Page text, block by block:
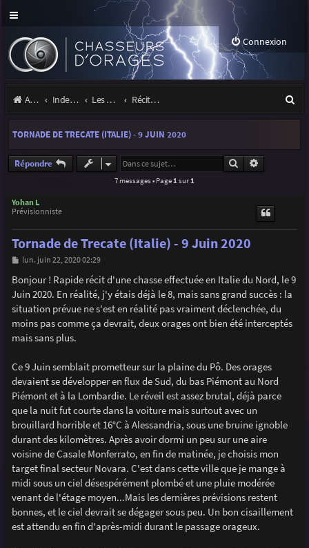
Connexion
Accueil Index du forum Les orages Récits et photos d'orages
e
TORNADE DE TRECATE (ITALIE) - 9 JUIN 2020
Répondre Rechercher
7 messages • Page 1 sur 1
Yohan L
Prévisionniste
Tornade de Trecate (Italie) - 9 Juin 2020
M
s
s
a
g
e
lun. juin 22, 2020 02:29
Bonjour ! Rapide récit d'une chasse effectuée en Italie du Nord, le 9
Juin 2020. En réalité, j'y étais déjà le 8, mais sans grand succès : la
situation prévue ne s'est en réalité pas vraiment déclenchée, du
moins pas comme ça devrait, deux orages ont bien été interceptés
mais sans plus.
Ce 9 Juin semblait prometteur sur la plaine du Pô. Des orages
devaient se développer en flux de Sud, du bas Piémont au Nord
Piémont et à la Lombardie. Le réveil est assez brutal, déjà parce
que la nuit fut courte dans la voiture mais surtout avec un
brouillard horrible et 16°C à Alessandria, sous une bruine ignoble
durant des kilomètres. Après avoir dormi un peu sur une aire
voisine de Casale Monferrato, en fin de matinée, je choisis mon
target final secteur Novara. C'est dans cette ville que je mange à
midi sous un ciel désespérément plombé et une pluie modérée
venant de l'étage moyen...Mais les dernières prévisions restent
bonnes, et le ciel devrait se dégager sous peu. Un bon cisaillement
est attendu en fin d'après-midi durant le passage orageux.